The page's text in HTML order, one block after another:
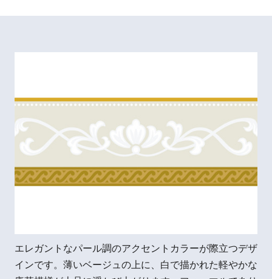
エレガントなパール調のアクセントカラーが際立つデザ
インです。薄いベージュの上に、白で描かれた軽やかな